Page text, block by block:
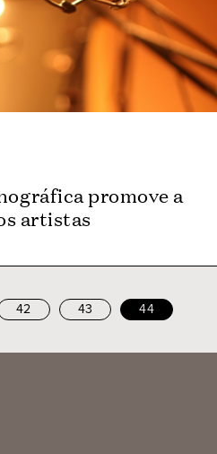
promove a
artistas
42 43 44